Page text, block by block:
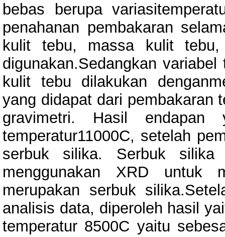
bebas berupa
penahanan pembakaran
kulit tebu, massa kulit
digunakan.Sedangkan
kulit tebu dilakukan
yang didapat dari pembakaran
gravimetri. Hasil
temperatur11000C, setelah
serbuk silika. Serbuk silika
menggunakan XRD untuk
merupakan serbuk
analisis data, diperoleh hasil
temperatur 8500C yaitu